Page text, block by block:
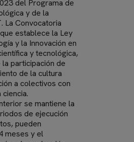
del Programa de
y de la
La Convocatoria
establece la Ley
y la Innovación en
y tecnológica,
participación de
de la cultura
a colectivos con
se mantiene la
de ejecución
pueden
meses y el